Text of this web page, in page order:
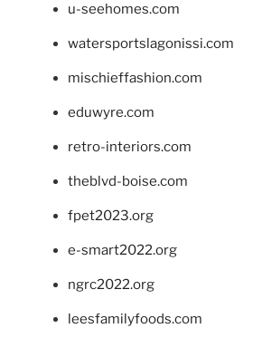
u-seehomes.com
watersportslagonissi.com
mischieffashion.com
eduwyre.com
retro-interiors.com
theblvd-boise.com
fpet2023.org
e-smart2022.org
ngrc2022.org
leesfamilyfoods.com